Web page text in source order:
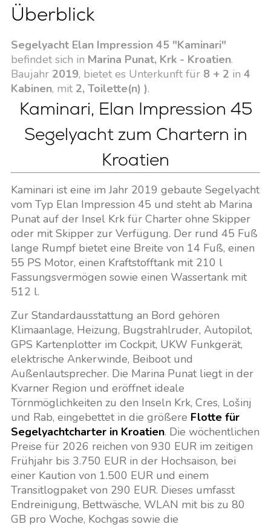
Überblick
Segelyacht Elan Impression 45 "Kaminari"
befindet sich in Marina Punat, Krk - Kroatien.
Baujahr 2019, bietet es Unterkunft für 8 + 2 in 4
Kabinen, mit 2, Toilette(n) ).
Kaminari, Elan Impression 45
Segelyacht zum Chartern in
Kroatien
Kaminari ist eine im Jahr 2019 gebaute Segelyacht
vom Typ Elan Impression 45 und steht ab Marina
Punat auf der Insel Krk für Charter ohne Skipper
oder mit Skipper zur Verfügung. Der rund 45 Fuß
lange Rumpf bietet eine Breite von 14 Fuß, einen
55 PS Motor, einen Kraftstofftank mit 210 l
Fassungsvermögen sowie einen Wassertank mit
512 l.
Zur Standardausstattung an Bord gehören
Klimaanlage, Heizung, Bugstrahlruder, Autopilot,
GPS Kartenplotter im Cockpit, UKW Funkgerät,
elektrische Ankerwinde, Beiboot und
Außenlautsprecher. Die Marina Punat liegt in der
Kvarner Region und eröffnet ideale
Törnmöglichkeiten zu den Inseln Krk, Cres, Lošinj
und Rab, eingebettet in die größere Flotte für
Segelyachtcharter in Kroatien. Die wöchentlichen
Preise für 2026 reichen von 930 EUR im zeitigen
Frühjahr bis 3.750 EUR in der Hochsaison, bei
einer Kaution von 1.500 EUR und einem
Transitlogpaket von 290 EUR. Dieses umfasst
Endreinigung, Bettwäsche, WLAN mit bis zu 80
GB pro Woche, Kochgas sowie die